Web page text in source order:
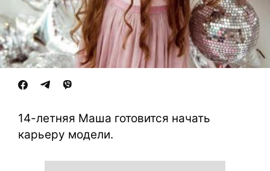
14-летняя Маша готовится начать
карьеру модели.